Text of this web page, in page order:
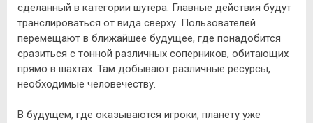
сделанный в категории шутера. Главные действия будут
транслироваться от вида сверху. Пользователей
перемещают в ближайшее будущее, где понадобится
сразиться с тонной различных соперников, обитающих
прямо в шахтах. Там добывают различные ресурсы,
необходимые человечеству.
В будущем, где оказываются игроки, планету уже